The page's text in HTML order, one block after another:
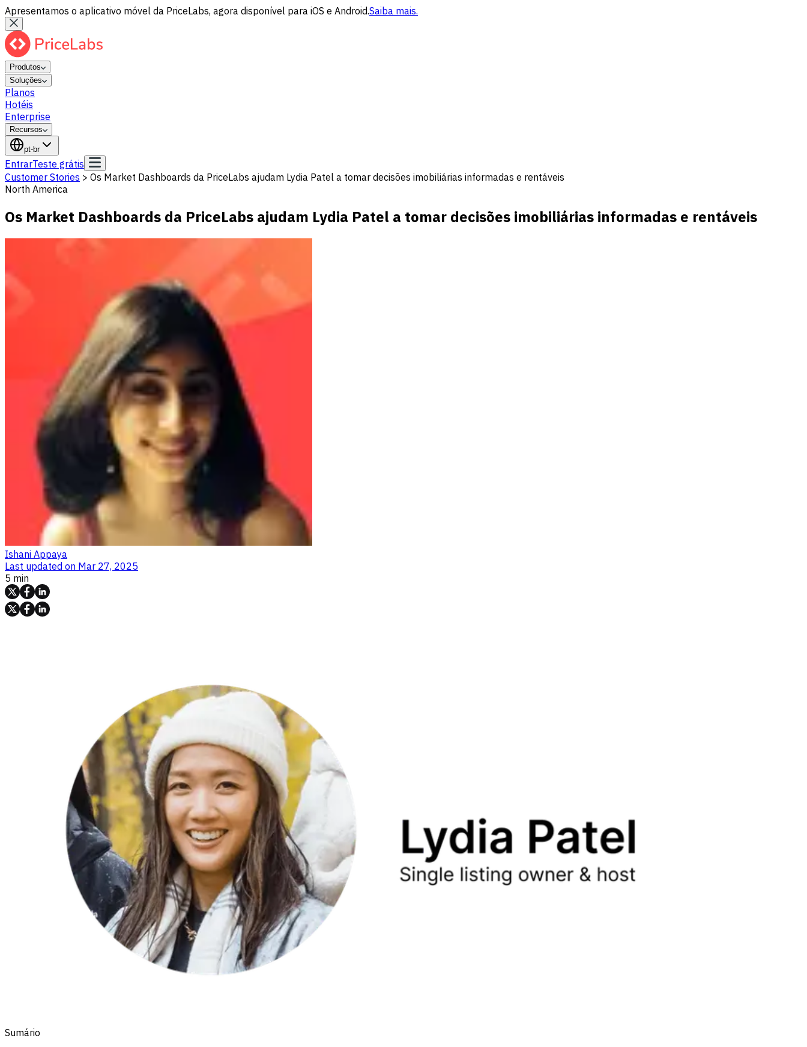
Apresentamos o aplicativo móvel da PriceLabs, agora disponível para iOS e Android.Saiba mais.
Produtos
Soluções
Planos
Hotéis
Enterprise
Recursos
pt-br
EntrarTeste grátis
Customer Stories > Os Market Dashboards da PriceLabs ajudam Lydia Patel a tomar decisões imobiliárias informadas e rentáveis
North America
Os Market Dashboards da PriceLabs ajudam Lydia Patel a tomar decisões imobiliárias informadas e rentáveis
Ishani Appaya
Last updated on Mar 27, 2025
5 min
Sumário